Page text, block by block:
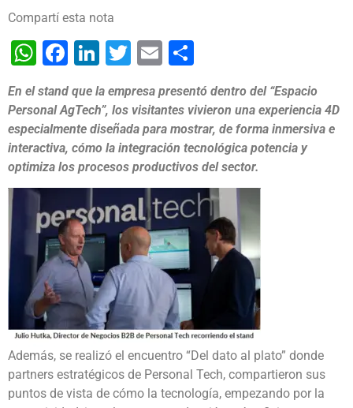
Compartí esta nota
WhatsApp
Facebook
LinkedIn
Twitter
Email
En el stand que la empresa presentó dentro del “Espacio
Personal AgTech”, los visitantes vivieron una experiencia 4D
especialmente diseñada para mostrar, de forma inmersiva e
interactiva, cómo la integración tecnológica potencia y
optimiza los procesos productivos del sector.
Además, se realizó el encuentro “Del dato al plato” donde
partners estratégicos de Personal Tech, compartieron sus
puntos de vista de cómo la tecnología, empezando por la